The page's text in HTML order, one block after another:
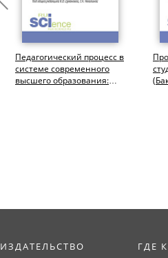
Педагогический процесс в
системе современного
высшего образования:
ИЗДАТЕЛЬСТВО ГДЕ